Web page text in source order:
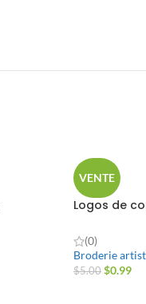
VENTE
Logos de
(0)
Broderie
$5.00 $0.99